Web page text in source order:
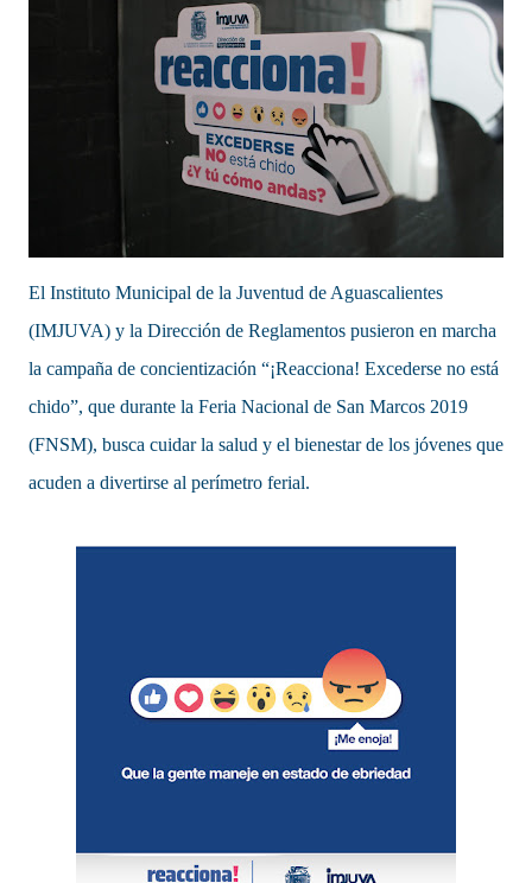
El Instituto Municipal de la Juventud de Aguascalientes
(IMJUVA) y la Dirección de Reglamentos pusieron en marcha
la campaña de concientización “¡Reacciona! Excederse no está
chido”, que durante la Feria Nacional de San Marcos 2019
(FNSM), busca cuidar la salud y el bienestar de los jóvenes que
acuden a divertirse al perímetro ferial.